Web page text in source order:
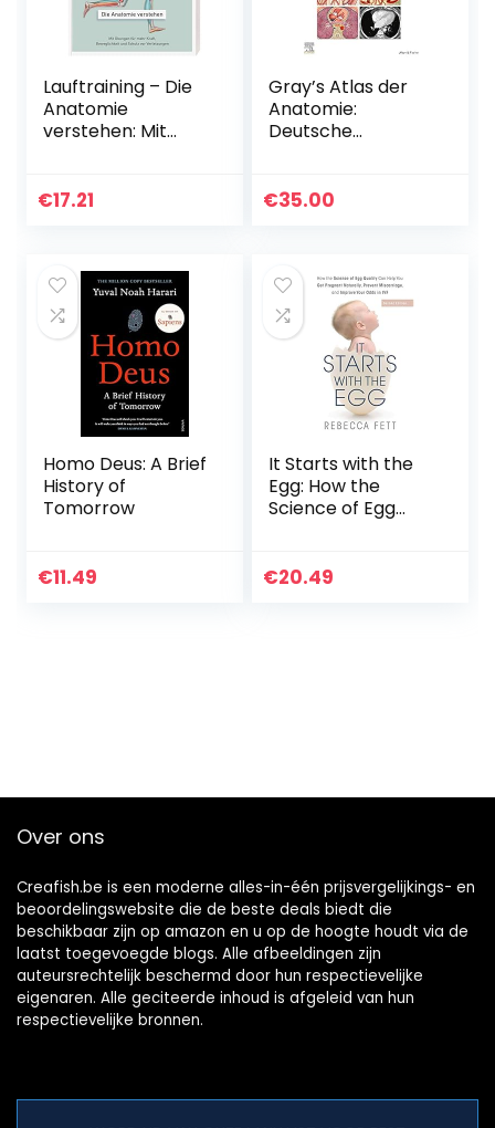
Lauftraining – Die
Anatomie
verstehen: Mit
Beweglichkeit und
€17.21
Gray’s Atlas der
Anatomie:
Deutsche
€35.00
Homo Deus: A Brief
History of
Tomorrow
€11.49
It Starts with the
Egg: How the
Science of Egg
Naturally, Prevent
€20.49
Over ons
Creafish.be is een moderne alles-in-één prijsvergelijkings- en
beoordelingswebsite die de beste deals biedt die
beschikbaar zijn op amazon en u op de hoogte houdt via de
laatst toegevoegde blogs. Alle afbeeldingen zijn
auteursrechtelijk beschermd door hun respectievelijke
eigenaren. Alle geciteerde inhoud is afgeleid van hun
respectievelijke bronnen.